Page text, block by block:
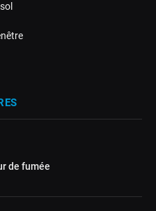
de fumée